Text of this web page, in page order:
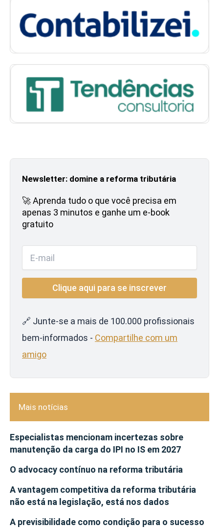
Newsletter: domine a reforma tributária
🚀 Aprenda tudo o que você precisa em
apenas 3 minutos e ganhe um e-book
gratuito
🔗 Junte-se a mais de 100.000 profissionais
bem-informados - Compartilhe com um
amigo
Mais notícias
Especialistas mencionam incertezas sobre
manutenção da carga do IPI no IS em 2027
O advocacy contínuo na reforma tributária
A vantagem competitiva da reforma tributária
não está na legislação, está nos dados
A previsibilidade como condição para o sucesso